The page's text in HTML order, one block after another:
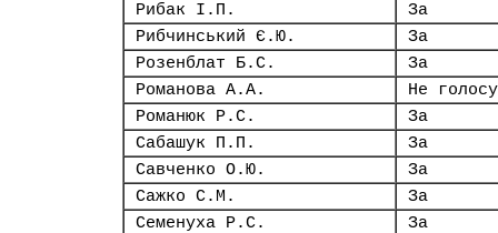
Рибак І.П.
За
Рибчинський Є.Ю.
За
Розенблат Б.С.
За
Романова А.А.
Не
Романюк Р.С.
За
Сабашук П.П.
За
Савченко О.Ю.
За
Сажко С.М.
За
Семенуха Р.С.
За